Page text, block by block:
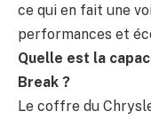
ce qui en fait une
performances et
Quelle est la
Break ?
Le coffre du